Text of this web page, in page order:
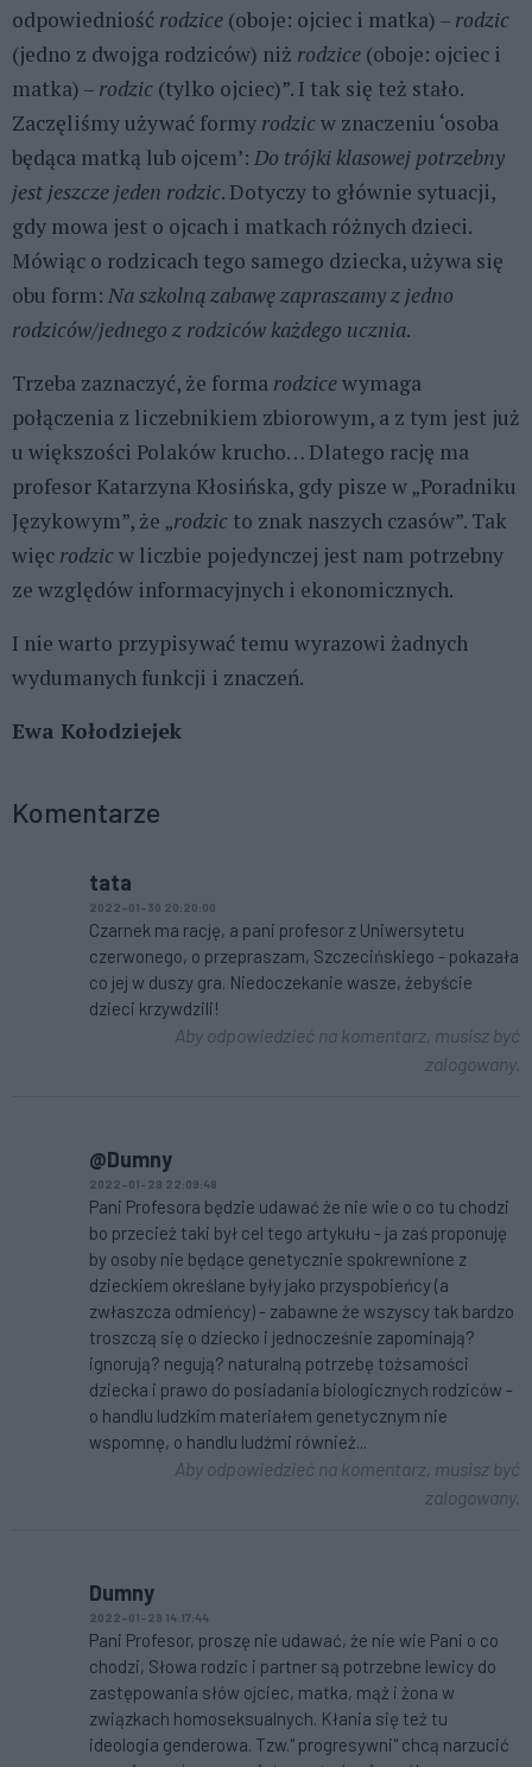
odpowiedniość rodzice (oboje: ojciec i matka) – rodzic
(jedno z dwojga rodziców) niż rodzice (oboje: ojciec i
matka) – rodzic (tylko ojciec)”. I tak się też stało.
Zaczęliśmy używać formy rodzicw znaczeniu ‘osoba
będąca matką lub ojcem’: Do trójki klasowej potrzebny
jest jeszcze jeden rodzic. Dotyczy to głównie sytuacji,
gdy mowa jest o ojcach i matkach różnych dzieci.
Mówiąc o rodzicach tego samego dziecka, używa się
obu form: Na szkolną zabawę zapraszamy z jedno
rodziców/jednego z rodziców każdego ucznia.
Trzeba zaznaczyć, że forma rodzicewymaga
połączenia z liczebnikiem zbiorowym, a z tym jest już
u większości Polaków krucho… Dlatego rację ma
profesor Katarzyna Kłosińska, gdy pisze w „Poradniku
Językowym”, że „rodzic to znak naszych czasów”. Tak
więc rodzicw liczbie pojedynczej jest nam potrzebny
ze względów informacyjnych i ekonomicznych.
I nie warto przypisywać temu wyrazowi żadnych
wydumanych funkcji i znaczeń.
Ewa Kołodziejek
Komentarze
tata
2022-01-30 20:20:00
Czarnek ma rację, a pani profesor z Uniwersytetu
czerwonego, o przepraszam, Szczecińskiego - pokazała
co jej w duszy gra. Niedoczekanie wasze, żebyście
dzieci krzywdzili!
Aby odpowiedzieć na komentarz, musisz być
zalogowany.
@Dumny
2022-01-29 22:09:48
Pani Profesora będzie udawać że nie wie o co tu chodzi
bo przecież taki był cel tego artykułu - ja zaś proponuję
by osoby nie będące genetycznie spokrewnione z
dzieckiem określane były jako przyspobieńcy (a
zwłaszcza odmieńcy) - zabawne że wszyscy tak bardzo
troszczą się o dziecko i jednocześnie zapominają?
ignorują? negują? naturalną potrzebę tożsamości
dziecka i prawo do posiadania biologicznych rodziców -
o handlu ludzkim materiałem genetycznym nie
wspomnę, o handlu ludźmi również...
Aby odpowiedzieć na komentarz, musisz być
zalogowany.
Dumny
2022-01-29 14:17:44
Pani Profesor, proszę nie udawać, że nie wie Pani o co
chodzi, Słowa rodzic i partner są potrzebne lewicy do
zastępowania słów ojciec, matka, mąż i żona w
związkach homoseksualnych. Kłania się też tu
ideologia genderowa. Tzw." progresywni" chcą narzucić